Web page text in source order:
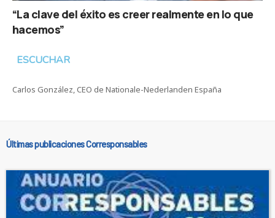
“La clave del éxito es creer realmente en lo que
hacemos”
ESCUCHAR
Carlos González, CEO de Nationale-Nederlanden España
Últimas publicaciones Corresponsables